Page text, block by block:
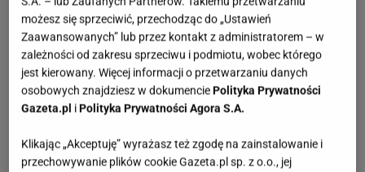
możesz się sprzeciwić, przechodząc do „Ustawień
Zaawansowanych” lub przez kontakt z administratorem – w
zależności od zakresu sprzeciwu i podmiotu, wobec którego
jest kierowany. Więcej informacji o przetwarzaniu danych
osobowych znajdziesz w dokumencie Polityka Prywatności
Gazeta.pl i Polityka Prywatności Agora S.A.
Klikając „Akceptuję” wyrażasz też zgodę na zainstalowanie i
przechowywanie plików cookie Gazeta.pl sp. z o.o., jej